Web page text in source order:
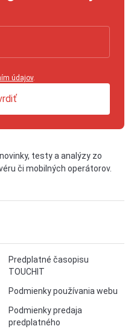
údajov.
testy a analýzy zo
či mobilných operátorov.
Predplatné časopisu
TOUCHIT
Podmienky používania webu
Podmienky predaja
predplatného